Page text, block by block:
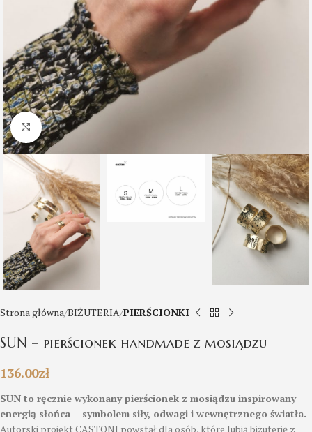
Click to enlarge
Strona główna BIŻUTERIA PIERŚCIONKI
SUN – pierścionek handmade z mosiądzu
136.00zł
SUN to ręcznie wykonany pierścionek z mosiądzu inspirowany
energią słońca – symbolem siły, odwagi i wewnętrznego światła.
Autorski projekt CASTONI powstał dla osób, które lubią biżuterię z